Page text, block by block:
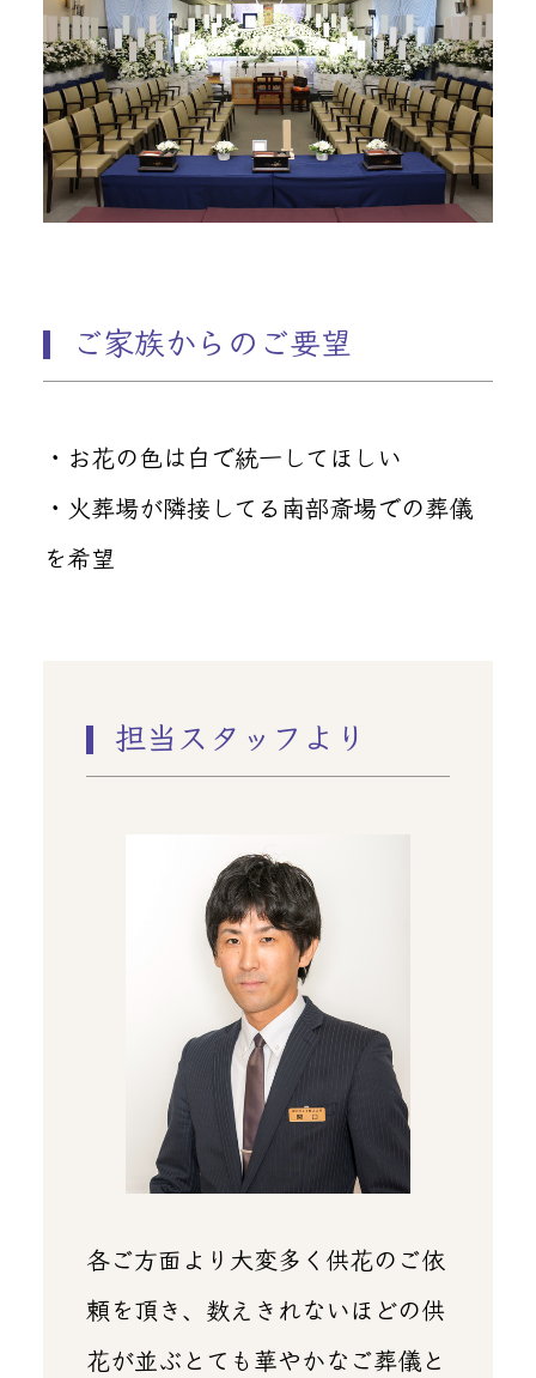
ご家族からのご要望
・お花の色は白で統一してほしい
・火葬場が隣接してる南部斎場での葬儀
を希望
担当スタッフより
各ご方面より大変多く供花のご依
頼を頂き、数えきれないほどの供
花が並ぶとても華やかなご葬儀と